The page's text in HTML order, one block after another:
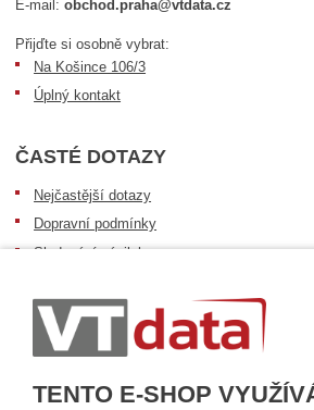
TENTO E-SHOP
E-mail:obchod.praha@vtdata.cz
Přijďte si osobně vybrat:
Na Košince 106/3
Úplný kontakt
ČASTÉ DOTAZY
Nejčastější dotazy
Dopravní podmínky
Sledování zásilek
Informace k dostupnosti zboží
Obecné informace